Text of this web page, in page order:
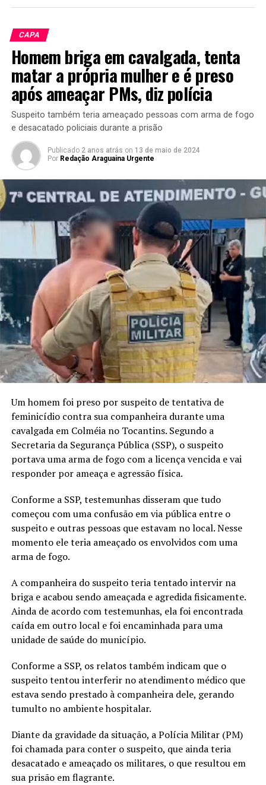
CAPA
Homem briga em cavalgada, tenta
matar a própria mulher e é preso
após ameaçar PMs, diz polícia
Suspeito também teria ameaçado pessoas com arma de fogo
e desacatado policiais durante a prisão
Publicado 2 anos atrás on 13 de maio de 2024
Por Redação Araguaina Urgente
Um homem foi preso por suspeito de tentativa de
feminicídio contra sua companheira durante uma
cavalgada em Colméia no Tocantins. Segundo a
Secretaria da Segurança Pública (SSP), o suspeito
portava uma arma de fogo com a licença vencida e vai
responder por ameaça e agressão física.
Conforme a SSP, testemunhas disseram que tudo
começou com uma confusão em via pública entre o
suspeito e outras pessoas que estavam no local. Nesse
momento ele teria ameaçado os envolvidos com uma
arma de fogo.
A companheira do suspeito teria tentado intervir na
briga e acabou sendo ameaçada e agredida fisicamente.
Ainda de acordo com testemunhas, ela foi encontrada
caída em outro local e foi encaminhada para uma
unidade de saúde do município.
Conforme a SSP, os relatos também indicam que o
suspeito tentou interferir no atendimento médico que
estava sendo prestado à companheira dele, gerando
tumulto no ambiente hospitalar.
Diante da gravidade da situação, a Polícia Militar (PM)
foi chamada para conter o suspeito, que ainda teria
desacatado e ameaçado os militares, o que resultou em
sua prisão em flagrante.